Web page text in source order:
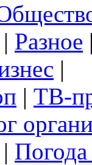
| Разное
|
| ТВ-
|